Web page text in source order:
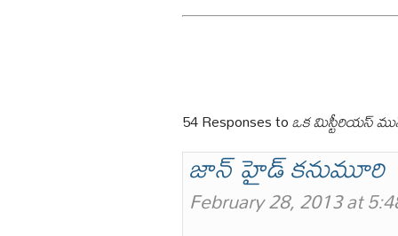
54 Responses toఒక మిస్టీరియస్
జాన్ హైడ్ కనుమూరి
February 28, 2013 at